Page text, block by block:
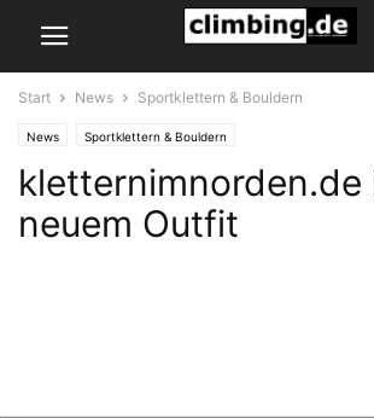
Start News Sportklettern & Bouldern
News Sportklettern & Bouldern
kletternimnorden.de
neuem Outfit